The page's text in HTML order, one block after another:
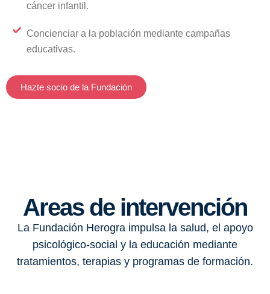
cáncer infantil.
Concienciar a la población mediante campañas
educativas.
Hazte socio de la Fundación
Areas de intervención
La Fundación Herogra impulsa la salud, el apoyo
psicológico-social y la educación mediante
tratamientos, terapias y programas de formación.